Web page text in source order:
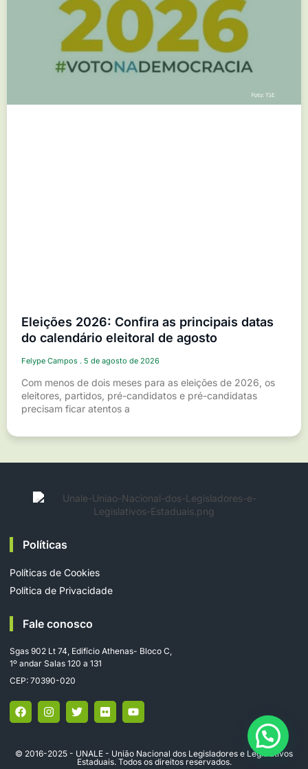
Eleições 2026: Confira as principais datas
do calendário eleitoral de agosto
Felype Campos 5 de agosto de 2026
Com menos de dois meses para as eleições de 2026, os
eleitores, partidos, pré-candidatos e pré-candidatas
precisam ficar atentos a
Políticas
Políticas de Cookies
Política de Privacidade
Fale conosco
Sgas 902 Lt 74, Edifício Athenas- Bloco C,
1º andar Salas 120 a 131
CEP: 70390-020
© 2016-2025 - UNALE - União Nacional dos Legisladores e Legislativos
Estaduais. Todos os direitos reservados.